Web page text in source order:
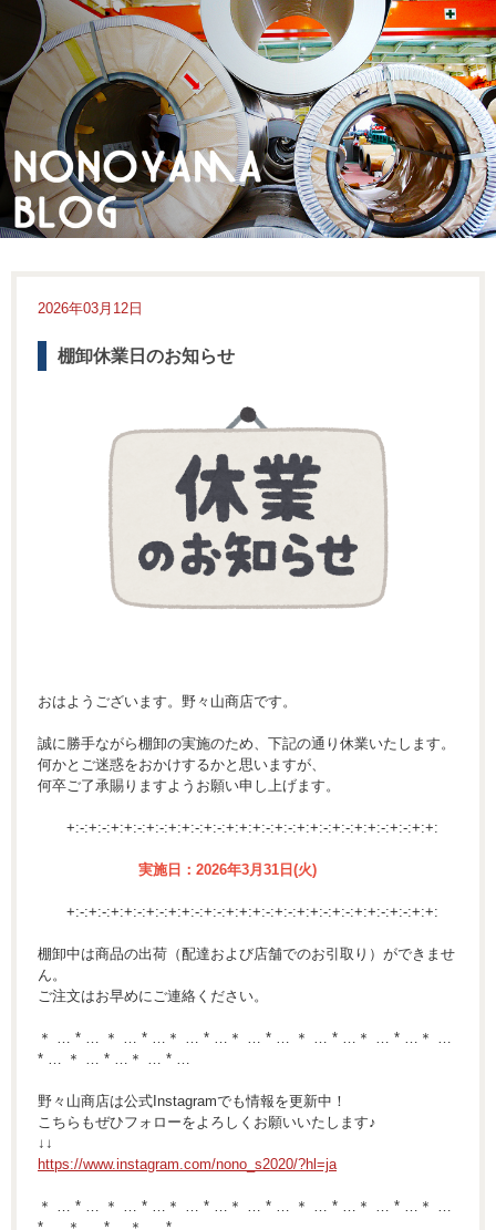
2026年03月12日
棚卸休業日のお知らせ
おはようございます。野々山商店です。
誠に勝手ながら棚卸の実施のため、下記の通り休業いたします。
何かとご迷惑をおかけするかと思いますが、
何卒ご了承賜りますようお願い申し上げます。
+:-:+:-:+:+:-:+:-:+:+:-:+:-:+:+:+:-:+:-:+:+:-:+:-:+:+:-:+:-:+:+:
実施日：2026年3月31日(火)
+:-:+:-:+:+:-:+:-:+:+:-:+:-:+:+:+:-:+:-:+:+:-:+:-:+:+:-:+:-:+:+:
棚卸中は商品の出荷（配達および店舗でのお引取り）ができませ
ん。
ご注文はお早めにご連絡ください。
＊ … * … ＊ … * …＊ … * …＊ … * … ＊ … * …＊ … * …＊ …
* … ＊ … * …＊ … * …
野々山商店は公式Instagramでも情報を更新中！
こちらもぜひフォローをよろしくお願いいたします♪
↓↓
https://www.instagram.com/nono_s2020/?hl=ja
＊ … * … ＊ … * …＊ … * …＊ … * … ＊ … * …＊ … * …＊ …
* … ＊ … * …＊ … * …